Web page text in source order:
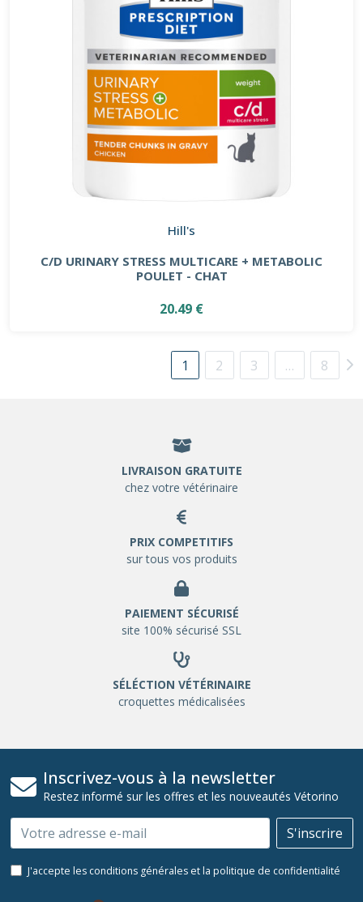
Hill's
C/D URINARY STRESS MULTICARE + METABOLIC
POULET - CHAT
20.49 €
1 2 3 … 8
LIVRAISON GRATUITE
chez votre vétérinaire
PRIX COMPETITIFS
sur tous vos produits
PAIEMENT SÉCURISÉ
site 100% sécurisé SSL
SÉLÉCTION VÉTÉRINAIRE
croquettes médicalisées
Inscrivez-vous à la newsletter
Restez informé sur les offres et les nouveautés Vétorino
Email S'inscrire
J'accepte les conditions générales et la politique de confidentialité